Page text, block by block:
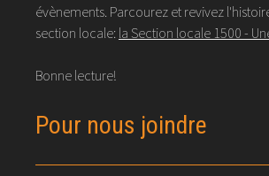
évènements. Parcourez et revivez
section locale: la Section locale 1500 -
Bonne lecture!
Pour nous joindre